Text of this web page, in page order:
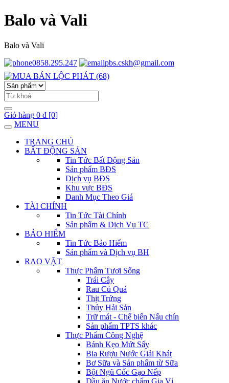
Balo và Vali
Balo và Vali
0858.295.247
pbs.cskh@gmail.com
Giỏ hàng 0 đ [0]
MENU
TRANG CHỦ
BẤT ĐỘNG SẢN
Tin Tức Bất Động Sản
Sản phẩm BĐS
Dịch vụ BĐS
Khu vực BĐS
Danh Mục Theo Giá
TÀI CHÍNH
Tin Tức Tài Chính
Sản phẩm & Dịch Vụ TC
BẢO HIỂM
Tin Tức Bảo Hiểm
Sản phẩm và Dịch vụ BH
RAO VẶT
Thực Phẩm Tươi Sống
Trái Cây
Rau Củ Quả
Thịt Trứng
Thủy Hải Sản
Trữ mát - Chế biến Nấu chín
Sản phẩm TPTS khác
Thực Phẩm Công Nghệ
Bánh Kẹo Mứt Sấy
Bia Rượu Nước Giải Khát
Bơ Sữa và Sản phẩm từ Sữa
Bột Ngũ Cốc Gạo Nếp
Dầu ăn Nước chấm Gia Vị